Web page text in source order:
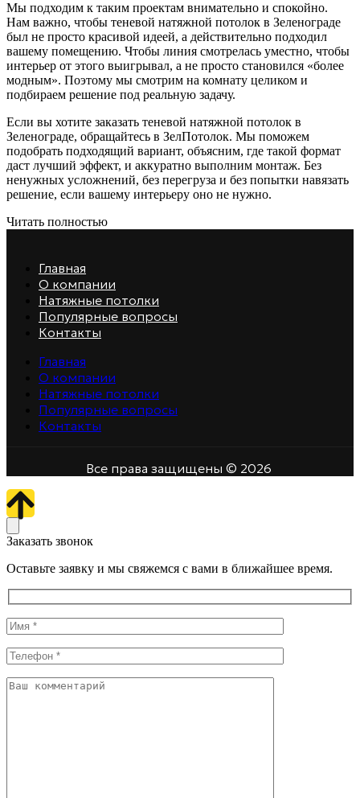
Мы подходим к таким проектам внимательно и спокойно.
Нам важно, чтобы теневой натяжной потолок в Зеленограде
был не просто красивой идеей, а действительно подходил
вашему помещению. Чтобы линия смотрелась уместно, чтобы
интерьер от этого выигрывал, а не просто становился «более
модным». Поэтому мы смотрим на комнату целиком и
подбираем решение под реальную задачу.
Если вы хотите заказать теневой натяжной потолок в
Зеленограде, обращайтесь в ЗелПотолок. Мы поможем
подобрать подходящий вариант, объясним, где такой формат
даст лучший эффект, и аккуратно выполним монтаж. Без
ненужных усложнений, без перегруза и без попытки навязать
решение, если вашему интерьеру оно не нужно.
Читать полностью
Главная
О компании
Натяжные потолки
Популярные вопросы
Контакты
Главная
О компании
Натяжные потолки
Популярные вопросы
Контакты
Все права защищены © 2026
Заказать звонок
Оставьте заявку и мы свяжемся с вами в ближайшее время.